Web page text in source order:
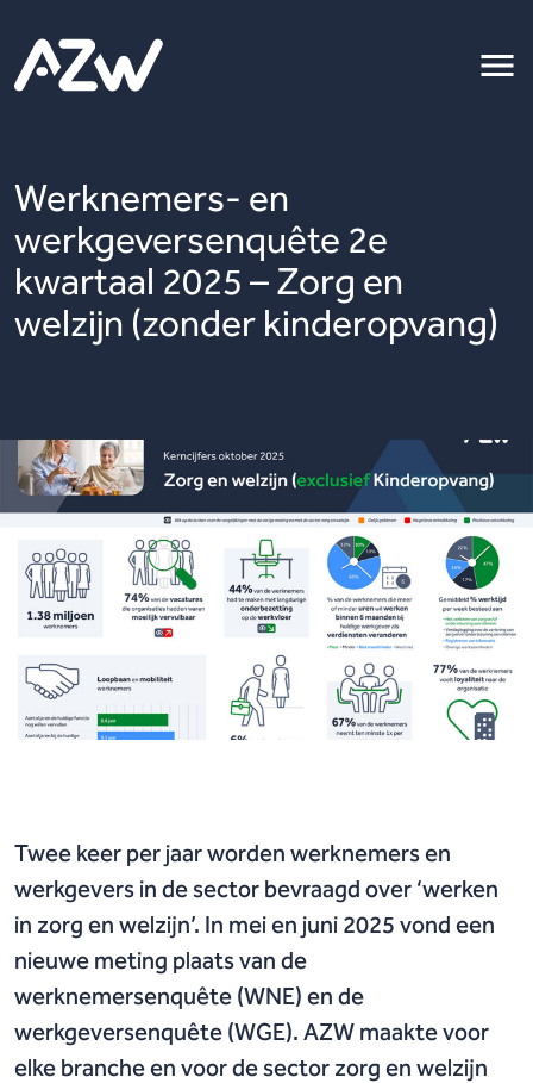
Werknemers- en
werkgeversenquête 2e
kwartaal 2025 – Zorg en
welzijn (zonder kinderopvang)
Twee keer per jaar worden werknemers en
werkgevers in de sector bevraagd over ‘werken
in zorg en welzijn’. In mei en juni 2025 vond een
nieuwe meting plaats van de
werknemersenquête (WNE) en de
werkgeversenquête (WGE). AZW maakte voor
elke branche en voor de sector zorg en welzijn